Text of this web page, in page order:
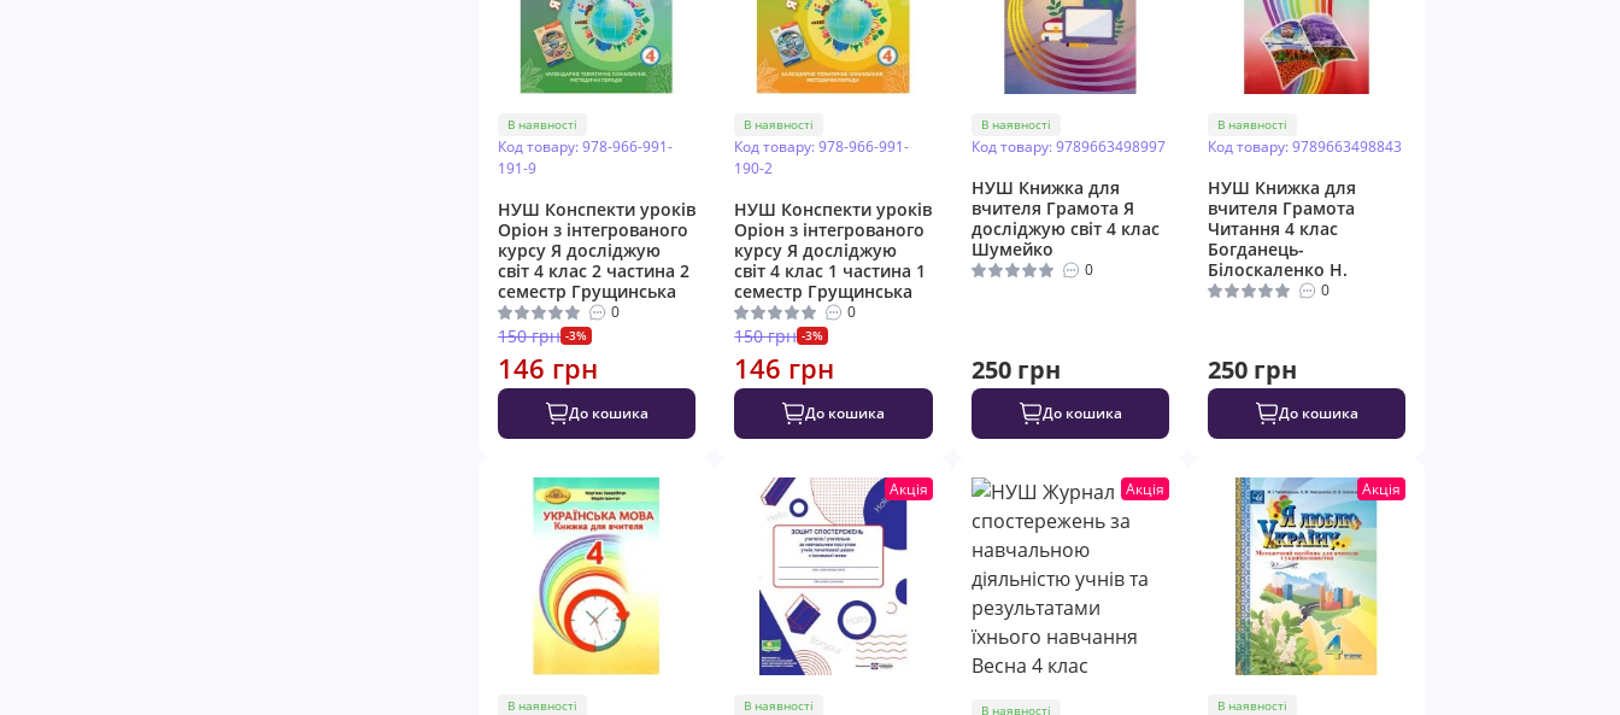
В наявності
Код товару: 978-966-991-
191-9
НУШ Конспекти уроків
Оріон з інтегрованого
курсу Я досліджую
світ 4 клас 2 частина 2
семестр Грущинська
0
150 грн -3%
146 грн
До кошика
В наявності
Код товару: 978-966-991-
190-2
НУШ Конспекти уроків
Оріон з інтегрованого
курсу Я досліджую
світ 4 клас 1 частина 1
семестр Грущинська
0
150 грн -3%
146 грн
До кошика
В наявності
Код товару: 9789663498997
НУШ Книжка для
вчителя Грамота Я
досліджую світ 4 клас
Шумейко
0
250 грн
До кошика
В наявності
Код товару: 9789663498843
НУШ Книжка для
вчителя Грамота
Читання 4 клас
Богданець-
Білоскаленко Н.
0
250 грн
До кошика
В наявності
Акція
В наявності
Акція
В наявності
Акція
В наявності